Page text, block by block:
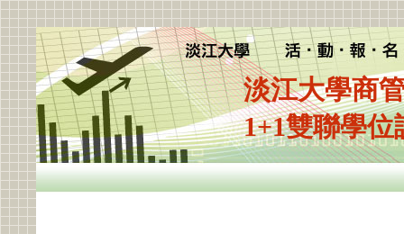
淡江大學商
1+1雙聯學位